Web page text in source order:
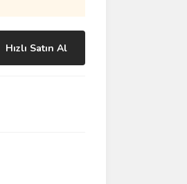
Hızlı Satın Al